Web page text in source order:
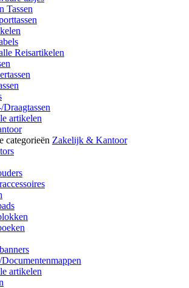
Tassen
Reisartikelen
artikelen
categorieën Zakelijk & Kantoor
artikelen